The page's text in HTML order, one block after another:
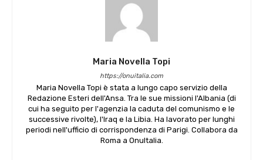
Maria Novella Topi
https://onuitalia.com
Maria Novella Topi è stata a lungo capo servizio della
Redazione Esteri dell'Ansa. Tra le sue missioni l'Albania (di
cui ha seguito per l'agenzia la caduta del comunismo e le
successive rivolte), l'Iraq e la Libia. Ha lavorato per lunghi
periodi nell'ufficio di corrispondenza di Parigi. Collabora da
Roma a OnuItalia.